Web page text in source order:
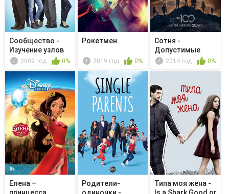
Сообщество -
Изучение узлов
2009 год 0%
Рокетмен
2019 год 0%
Сотня -
Допустимые
потери
2014 год 0%
Елена –
Родители-
Типа моя жена -